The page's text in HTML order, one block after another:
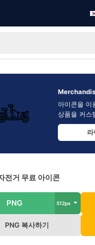
아이콘을 이
상품을 커스
전거 무료 아이콘
PNG 512px
PNG 복사하기